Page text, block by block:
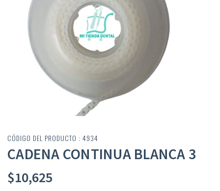
CÓDIGO DEL PRODUCTO : 4934
CADENA CONTINUA BLANCA 3
$10,625